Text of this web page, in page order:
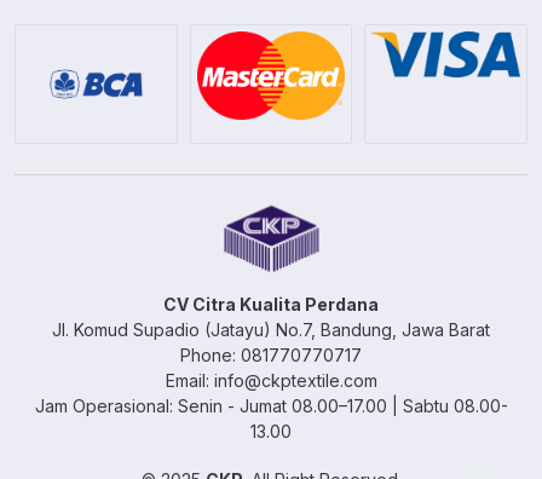
CV Citra Kualita Perdana
Jl. Komud Supadio (Jatayu) No.7, Bandung, Jawa Barat
Phone: 081770770717
Email: info@ckptextile.com
Jam Operasional: Senin - Jumat 08.00–17.00 | Sabtu 08.00-
13.00